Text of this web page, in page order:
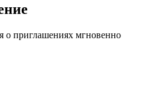
о приглашениях мгновенно